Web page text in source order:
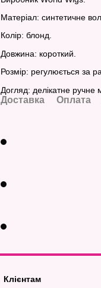
Матеріал: синтетичне
Колір: блонд.
Довжина: короткий.
Розмір: регулюється за
Догляд: делікатне ручне
Доставка Оплата
Клієнтам